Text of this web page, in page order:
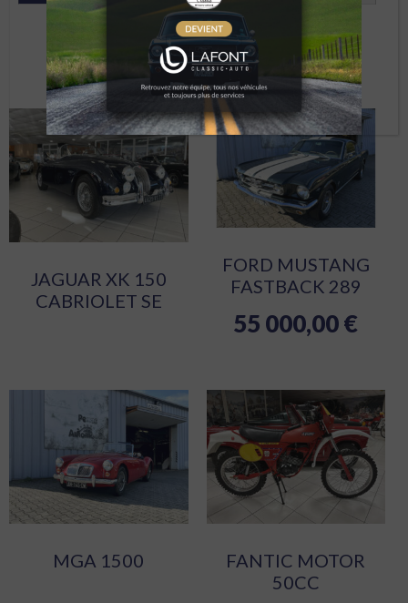
À DÉCOUVRIR
JAGUAR XK 150
CABRIOLET SE
FORD MUSTANG
FASTBACK 289
55 000,00€
MGA 1500
FANTIC MOTOR
50CC